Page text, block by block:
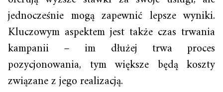
jednocześnie mogą zapewnić lepsze wyniki.
Kluczowym aspektem jest także czas trwania
kampanii – im dłużej trwa proces
pozycjonowania, tym większe będą koszty
związane z jego realizacją.